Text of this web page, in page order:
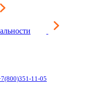
11-05